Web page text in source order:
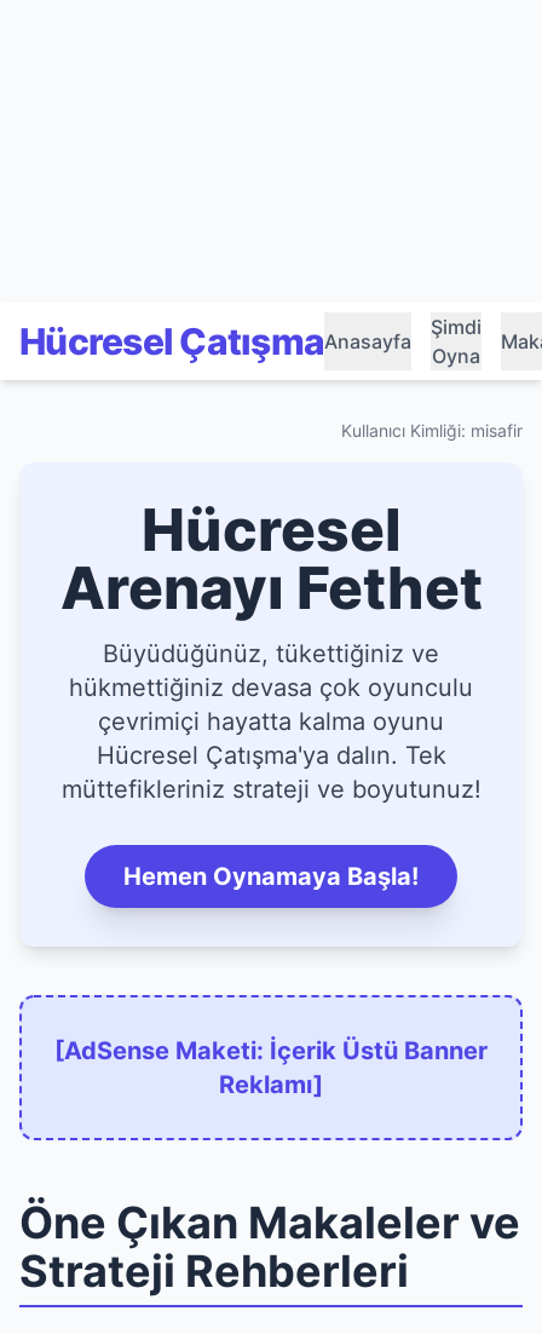
Hücresel ÇatışmaAnasayfa
Şimdi
Oyna
Kullanıcı Kimliği: misafir
Hücresel
Arenayı Fethet
Büyüdüğünüz, tükettiğiniz ve
hükmettiğiniz devasa çok oyunculu
çevrimiçi hayatta kalma oyunu
Hücresel Çatışma'ya dalın. Tek
müttefikleriniz strateji ve boyutunuz!
Hemen Oynamaya Başla!
[AdSense Maketi: İçerik Üstü Banner
Reklamı]
Öne Çıkan Makaleler ve
Strateji Rehberleri